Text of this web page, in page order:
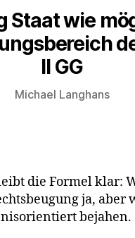
Staat wie
II GG
Michael Langhans
die Formel klar:
ja, aber
bejahen.